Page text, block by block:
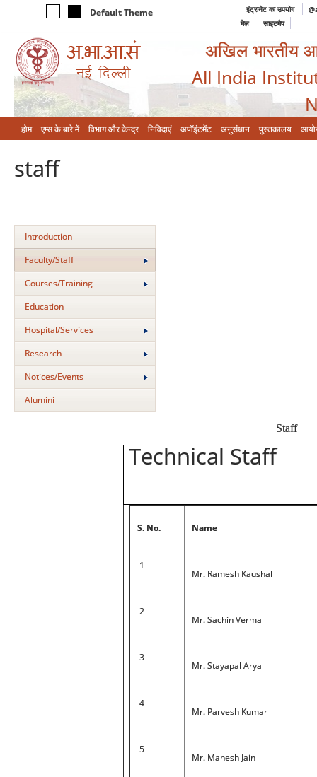
Default Theme इंट्रानेट का उपयोग
मेल
साइटमैप
अखिल भारतीय
All India
होम एम्‍स के बारे में विभाग और केन्‍द्र निविदाएं अपॉइंटमेंट अनुसंधान पुस्तकालय
staff
Introduction
Faculty/Staff
Courses/Training
Education
Hospital/Services
Research
Notices/Events
Alumini
Staff
Technical Staff
S. No. Name
1
Mr. Ramesh Kaushal
2
Mr. Sachin Verma
3
Mr. Stayapal Arya
4
Mr. Parvesh Kumar
5
Mr. Mahesh Jain